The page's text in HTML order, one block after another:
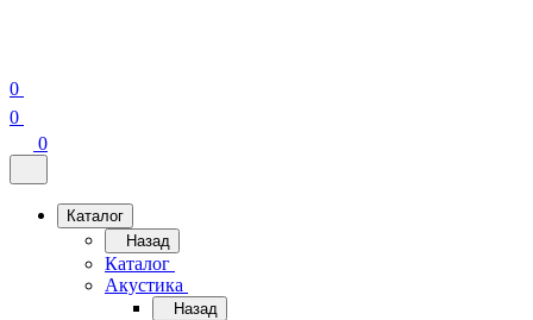
0
0
0
Каталог
Назад
Каталог
Акустика
Назад